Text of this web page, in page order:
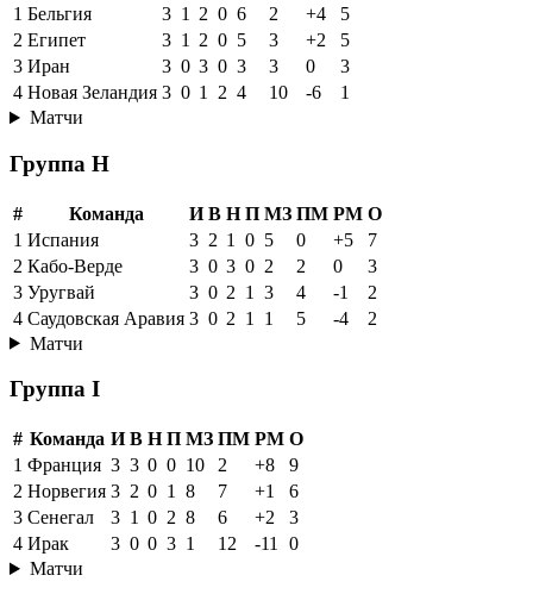
1 Бельгия 3 1 2 0 6 2 +4
5
2 Египет 3 1 2 0 5 3 +2
5
3 Иран 3 0 3 0 3 3 0
3
4 Новая Зеландия 3 0 1 2 4 10 -6
1
Матчи
Группа H
# Команда И В Н П МЗ ПМ РМ О
1 Испания 3 2 1 0 5 0 +5
7
2 Кабо-Верде 3 0 3 0 2 2 0
3
3 Уругвай 3 0 2 1 3 4 -1
2
4 Саудовская Аравия 3 0 2 1 1 5 -4
2
Матчи
Группа I
# Команда И В Н П МЗ ПМ РМ О
1 Франция 3 3 0 0 10 2 +8
9
2 Норвегия 3 2 0 1 8 7 +1
6
3 Сенегал 3 1 0 2 8 6 +2
3
4 Ирак 3 0 0 3 1 12 -11
0
Матчи